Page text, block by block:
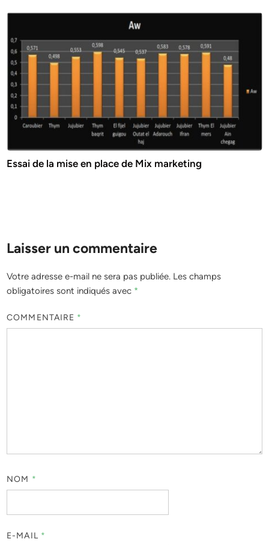
Essai de la mise en place de Mix marketing
Laisser un commentaire
Votre adresse e-mail ne sera pas publiée. Les champs
obligatoires sont indiqués avec *
COMMENTAIRE *
NOM *
E-MAIL *